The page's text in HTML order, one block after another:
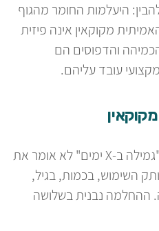
היעלמות החומר מהגוף
מקוקאין אינה פיזית
והדפוסים הם
עובד עליהם.
אין מספר אחד, ומי שמבטיח "גמילה ב-X ימים" לא אומר את
השימוש, בכמות, בגיל,
ההחלמה נבנית בשלושה